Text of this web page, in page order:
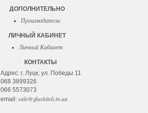
ДОПОЛНИТЕЛЬНО
Производители
ЛИЧНЫЙ КАБИНЕТ
Личный Кабинет
КОНТАКТЫ
Адрес: г. Луцк, ул. Победы 11
068 3899326
066 5573073
email: sale@glushiteli.in.ua